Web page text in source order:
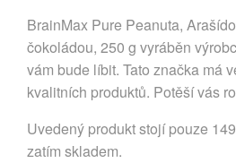
BrainMax Pure Peanuta,
čokoládou, 250 g vyráběn
vám bude líbit. Tato značka má
kvalitních produktů. Potěší vás
Uvedený produkt stojí pouze
zatím skladem.